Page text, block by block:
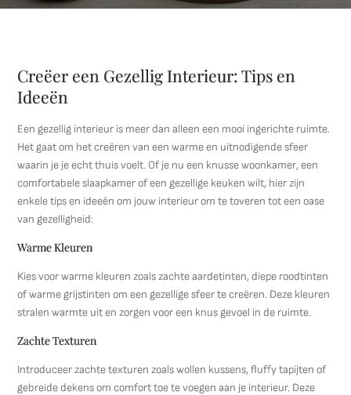
Creëer een Gezellig Interieur: Tips en
Ideeën
Een gezellig interieur is meer dan alleen een mooi ingerichte ruimte.
Het gaat om het creëren van een warme en uitnodigende sfeer
waarin je je echt thuis voelt. Of je nu een knusse woonkamer, een
comfortabele slaapkamer of een gezellige keuken wilt, hier zijn
enkele tips en ideeën om jouw interieur om te toveren tot een oase
van gezelligheid:
Warme Kleuren
Kies voor warme kleuren zoals zachte aardetinten, diepe roodtinten
of warme grijstinten om een gezellige sfeer te creëren. Deze kleuren
stralen warmte uit en zorgen voor een knus gevoel in de ruimte.
Zachte Texturen
Introduceer zachte texturen zoals wollen kussens, fluffy tapijten of
gebreide dekens om comfort toe te voegen aan je interieur. Deze